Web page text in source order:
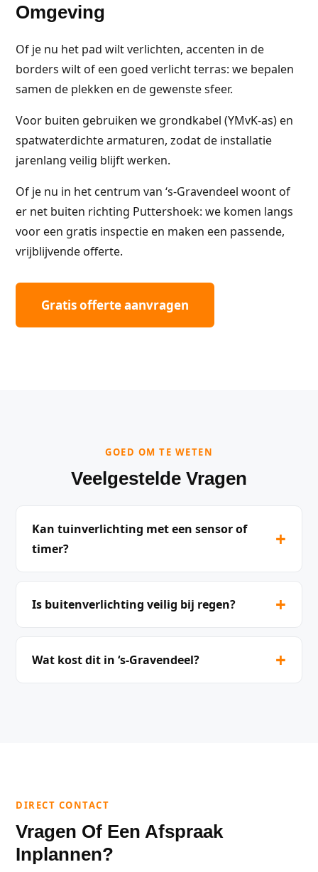
Omgeving
Of je nu het pad wilt verlichten, accenten in de
borders wilt of een goed verlicht terras: we bepalen
samen de plekken en de gewenste sfeer.
Voor buiten gebruiken we grondkabel (YMvK-as) en
spatwaterdichte armaturen, zodat de installatie
jarenlang veilig blijft werken.
Of je nu in het centrum van ‘s-Gravendeel woont of
er net buiten richting Puttershoek: we komen langs
voor een gratis inspectie en maken een passende,
vrijblijvende offerte.
Gratis offerte aanvragen
GOED OM TE WETEN
Veelgestelde Vragen
Kan tuinverlichting met een sensor of
timer?
+
Is buitenverlichting veilig bij regen? +
Wat kost dit in ‘s-Gravendeel? +
DIRECT CONTACT
Vragen Of Een Afspraak
Inplannen?